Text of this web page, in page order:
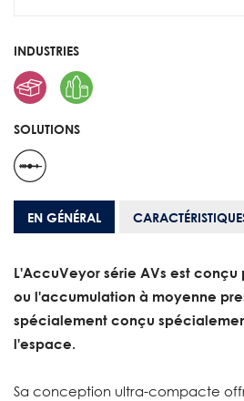
INDUSTRIES
SOLUTIONS
EN GÉNÉRAL
L'AccuVeyor série AVs est
ou l'accumulation à moyenne
spécialement conçu
l'espace.
Sa conception ultra-compacte